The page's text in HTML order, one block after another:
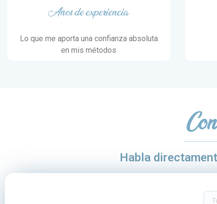
Años de experiencia
Lo que me aporta una confianza absoluta
en mis métodos
Habla